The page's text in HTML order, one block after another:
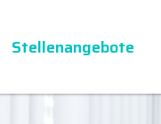
Stellenangebote